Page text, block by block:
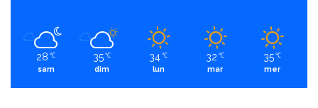
28 ℃
sam
35 ℃
dim
34 ℃
lun
32 ℃
mar
35 ℃
mer